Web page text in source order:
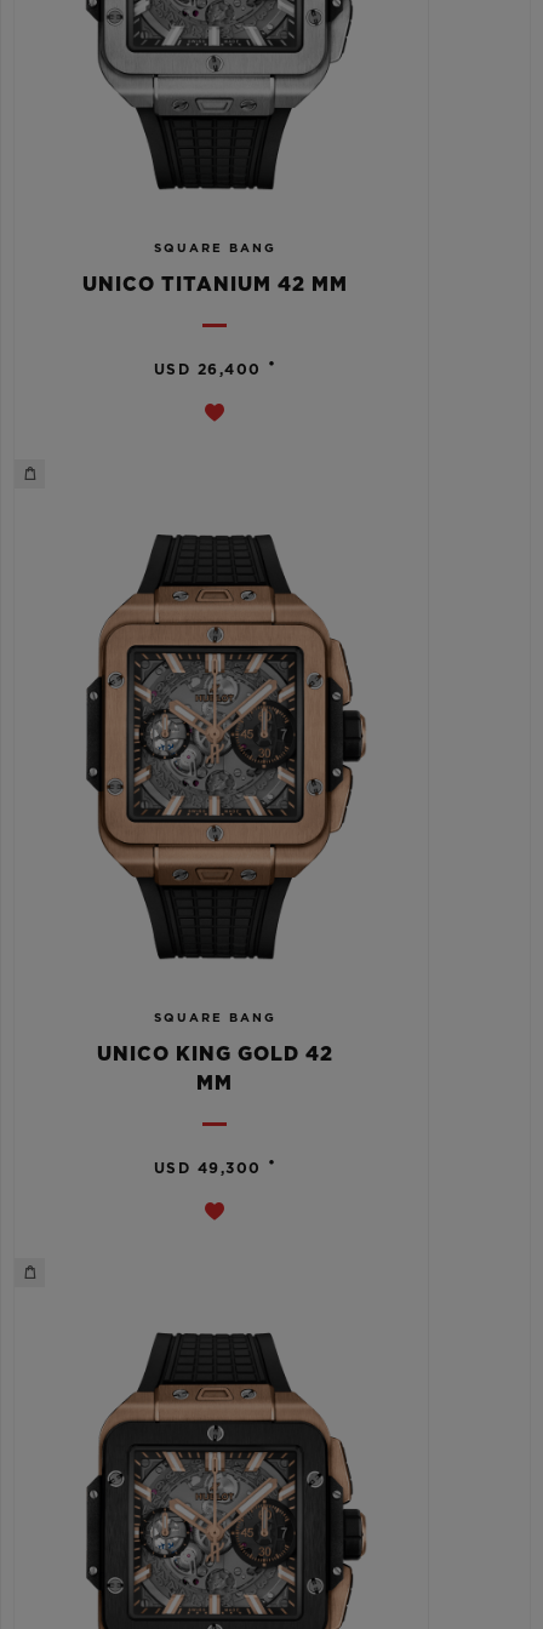
SQUARE BANG
UNICO TITANIUM 42 MM
USD 26,400 •
SQUARE BANG
UNICO KING GOLD 42
MM
USD 49,300 •